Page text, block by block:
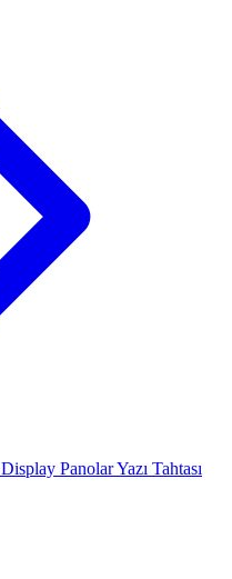
Display PanolarYazı Tahtası